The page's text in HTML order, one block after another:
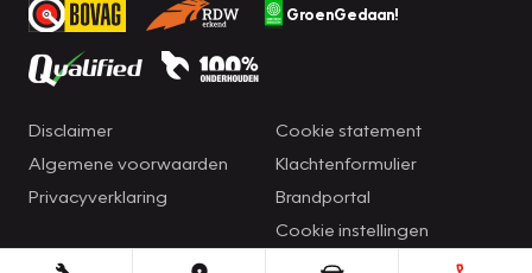
GroenGedaan!
Disclaimer
Algemene voorwaarden
Privacyverklaring
Cookie statement
Klachtenformulier
Brandportal
Cookie instellingen